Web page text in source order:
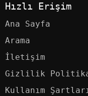
Hızlı Erişim
Ana Sayfa
Arama
İletişim
Gizlilik
Kullanım